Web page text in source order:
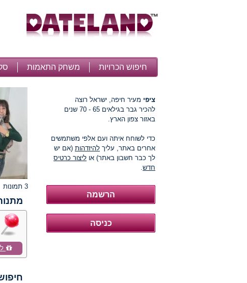
חיפוש הכרויות משחק התאמות
ציפי מעיר חיפה, ישראל רוצה
להכיר גבר בגילאים 65 - 70 שנים
באזור צפון הארץ.
כדי לשוחח איתה ועם אלפי משתמשים
אחרים באתר, עליך להיזדהות (אם יש
לך כבר חשבון באתר) או ליצור כרטיס
חדש.
3 תמונות